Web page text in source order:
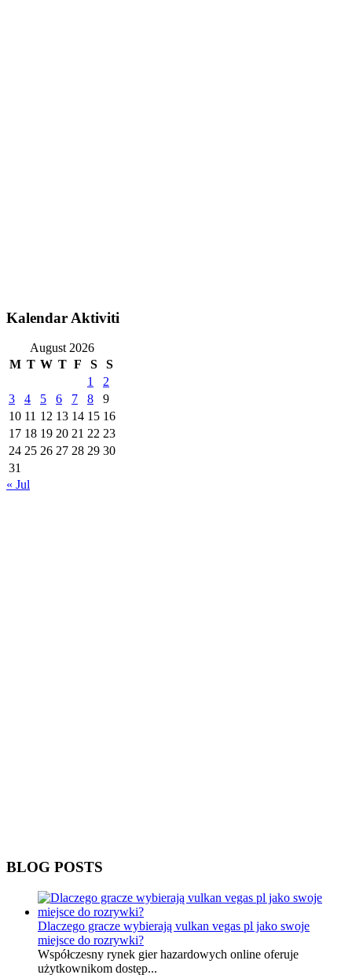
Kalendar Aktiviti
August 2026
M T W T F S
S
1
2
3
4 5 6 7 8
9
10 11 12 13 14 15 16
17 18 19 20 21 22 23
24 25 26 27 28 29 30
31
« Jul
BLOG POSTS
Dlaczego gracze wybierają vulkan vegas pl jako swoje
miejsce do rozrywki?
Współczesny rynek gier hazardowych online oferuje
użytkownikom dostęp...